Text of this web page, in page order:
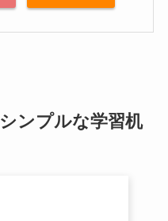
ンプルな学習机